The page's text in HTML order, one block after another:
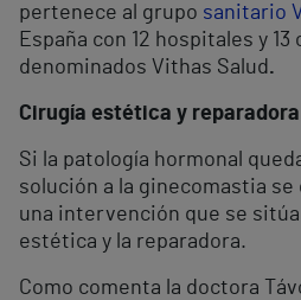
pertenece al grupo sanitario
España con 12 hospitales y
denominados Vithas Salud .
Cirugía estética y reparadora
Si la patología hormonal
solución a la ginecomastia se
una intervención que se
estética y la reparadora.
Como comenta la doctora